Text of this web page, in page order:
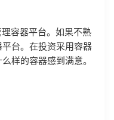
容器平台。如果不熟
台。在投资采用容器
样的容器感到满意。